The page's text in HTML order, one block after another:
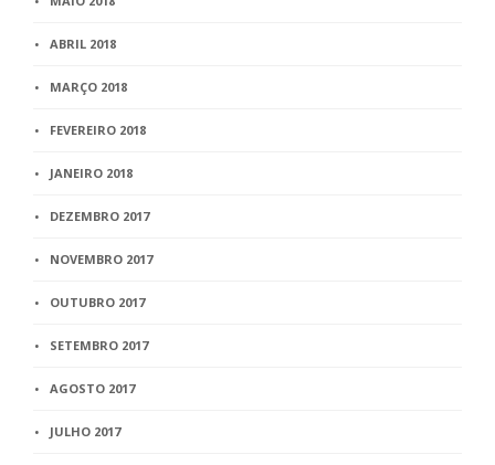
ABRIL 2018
MARÇO 2018
FEVEREIRO 2018
JANEIRO 2018
DEZEMBRO 2017
NOVEMBRO 2017
OUTUBRO 2017
SETEMBRO 2017
AGOSTO 2017
JULHO 2017